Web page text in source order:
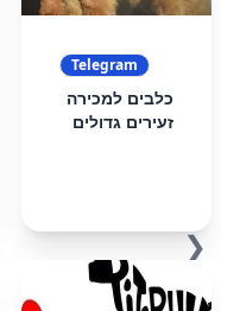
❮
Telegram
כלבים למכירה
זעירים גדולים